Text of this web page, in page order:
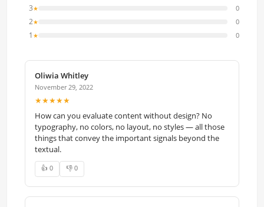
3★ 0
2★ 0
1 ★ 0
Oliwia Whitley
November 29, 2022
★★★★★
How can you evaluate content without design? No
typography, no colors, no layout, no styles — all those
things that convey the important signals beyond the
textual.
👍 0 👎 0